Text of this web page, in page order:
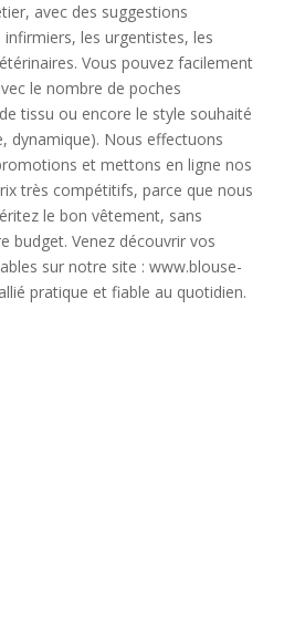
avec des suggestions
les urgentistes, les
Vous pouvez facilement
le nombre de poches
tissu ou encore le style souhaité
dynamique). Nous effectuons
et mettons en ligne nos
très compétitifs, parce que nous
le bon vêtement, sans
budget. Venez découvrir vos
sur notre site : www.blouse-
pratique et fiable au quotidien.